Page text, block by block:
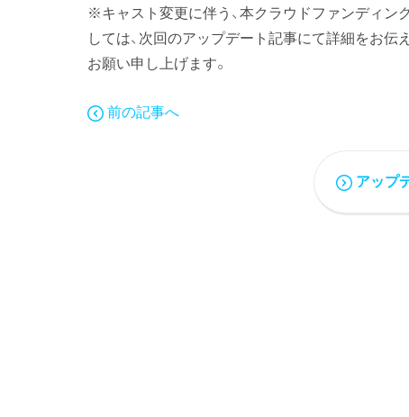
※キャスト変更に伴う、本クラウドファンディン
しては、次回のアップデート記事にて詳細をお
お願い申し上げます。
前の記事へ
アップ